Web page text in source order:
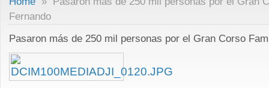
Fernando
Pasaron más de 250 mil personas por el Gran Corso